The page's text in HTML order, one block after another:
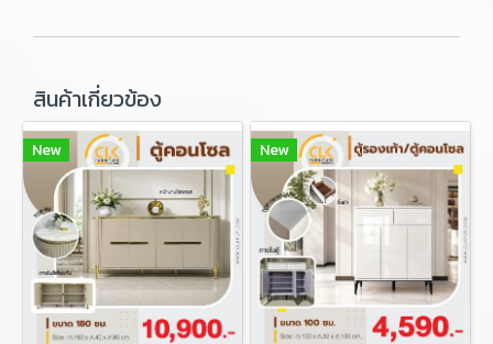
สินค้าเกี่ยวข้อง
New New